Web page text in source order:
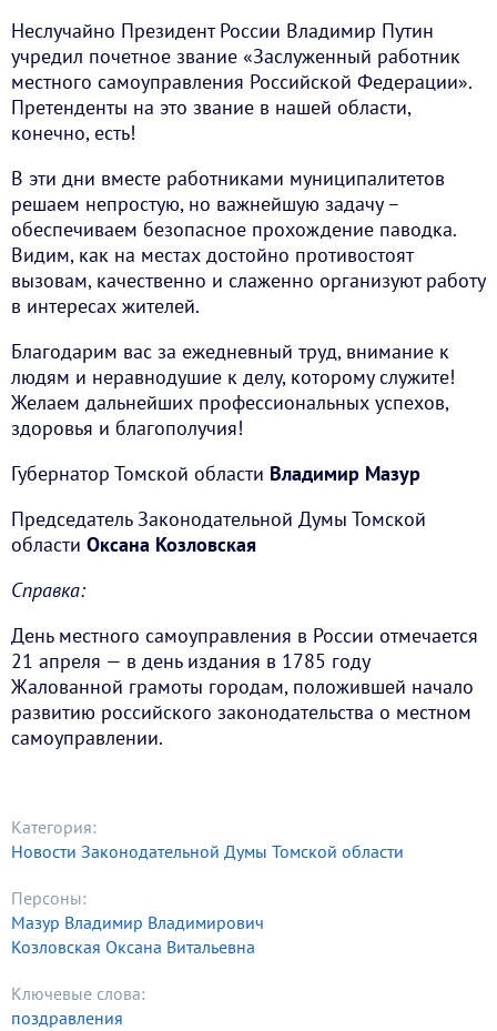
Неслучайно Президент России Владимир Путин
учредил почетное звание «Заслуженный работник
местного самоуправления Российской Федерации».
Претенденты на это звание в нашей области,
конечно, есть!
В эти дни вместе работниками муниципалитетов
решаем непростую, но важнейшую задачу –
обеспечиваем безопасное прохождение паводка.
Видим, как на местах достойно противостоят
вызовам, качественно и слаженно организуют работу
в интересах жителей.
Благодарим вас за ежедневный труд, внимание к
людям и неравнодушие к делу, которому служите!
Желаем дальнейших профессиональных успехов,
здоровья и благополучия!
Губернатор Томской области Владимир Мазур
Председатель Законодательной Думы Томской
области Оксана Козловская
Справка:
День местного самоуправления в России отмечается
21 апреля — в день издания в 1785 году
Жалованной грамоты городам, положившей начало
развитию российского законодательства о местном
самоуправлении.
Категория:
Новости Законодательной Думы Томской области
Персоны:
Мазур Владимир Владимирович
Козловская Оксана Витальевна
Ключевые слова:
поздравления